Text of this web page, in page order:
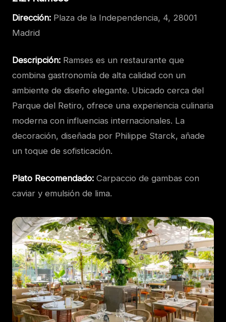
Dirección: Plaza de la Independencia, 4, 28001
Madrid
Descripción: Ramses es un restaurante que
combina gastronomía de alta calidad con un
ambiente de diseño elegante. Ubicado cerca del
Parque del Retiro, ofrece una experiencia culinaria
moderna con influencias internacionales. La
decoración, diseñada por Philippe Starck, añade
un toque de sofisticación.
Plato Recomendado: Carpaccio de gambas con
caviar y emulsión de lima.